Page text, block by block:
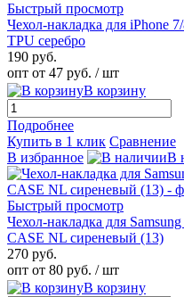
Быстрый просмотр
Чехол-накладка для
TPU серебро
190 руб.
опт от 47 руб. / шт
В корзину
Подробнее
Купить в 1 клик Сравнение
В избранное
В
Быстрый просмотр
Чехол-накладка для
CASE NL сиреневый (13)
270 руб.
опт от 80 руб. / шт
В корзину